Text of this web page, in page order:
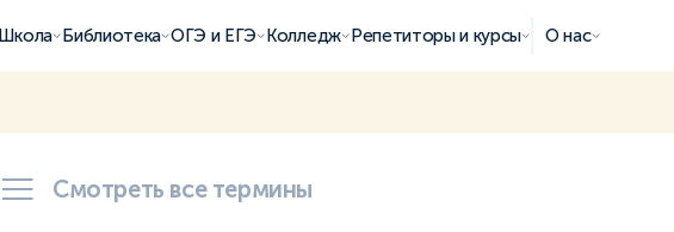
Школа Библиотека ОГЭ и ЕГЭ Колледж Репетиторы и курсы О нас
Смотреть все термины